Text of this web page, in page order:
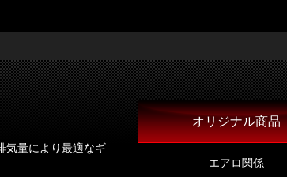
気量により最適なギ
オリジナル商品
エアロ関係